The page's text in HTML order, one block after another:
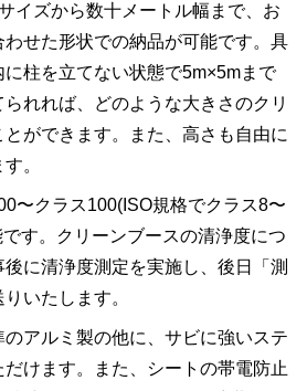
イズから数十メートル幅まで、お
せた形状での納品が可能です。具
柱を立てない状態で5m×5mまで
れれば、どのような大きさのクリ
ができます。また、高さも自由に
。
〜クラス100(ISO規格でクラス8〜
す。クリーンブースの清浄度につ
に清浄度測定を実施し、後日「測
いたします。
アルミ製の他に、サビに強いステ
けます。また、シートの帯電防止